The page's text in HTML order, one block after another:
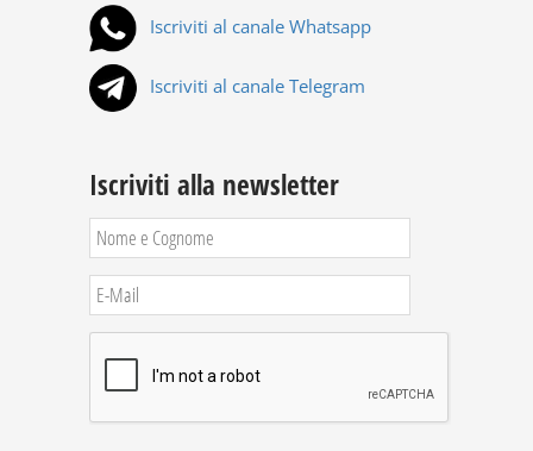
Iscriviti al canale Whatsapp
Iscriviti al canale Telegram
Iscriviti alla newsletter